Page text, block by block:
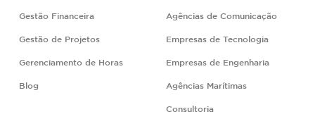
Gestão Financeira
Gestão de Projetos
Gerenciamento de Horas
Blog
Agências de Comunicação
Empresas de Tecnologia
Empresas de Engenharia
Agências Marítimas
Consultoria